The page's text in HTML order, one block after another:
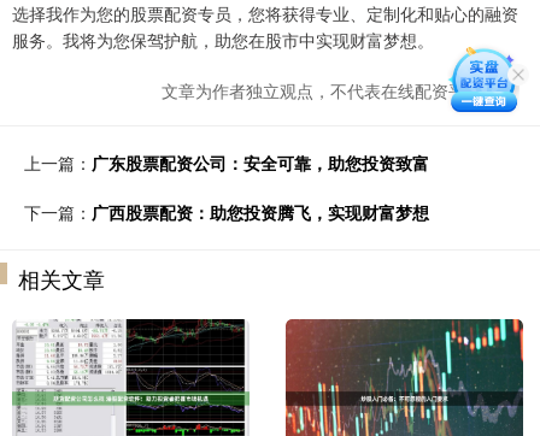
选择我作为您的股票配资专员，您将获得专业、定制化和贴心的融资
服务。我将为您保驾护航，助您在股市中实现财富梦想。
文章为作者独立观点，不代表在线配资平台观点
上一篇： 广东股票配资公司：安全可靠，助您投资致富
下一篇： 广西股票配资：助您投资腾飞，实现财富梦想
相关文章